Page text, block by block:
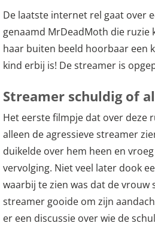
De laatste internet rel gaat over
genaamd MrDeadMoth die ruzie
haar buiten beeld hoorbaar een
kind erbij is! De streamer is
Streamer schuldig of
Het eerste filmpje dat over deze
alleen de agressieve streamer
duikelde over hem heen en
vervolging. Niet veel later dook
waarbij te zien was dat de vrouw
streamer gooide om zijn
er een discussie over wie de